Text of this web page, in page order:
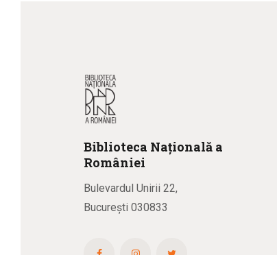
Biblioteca Națională a
României
Bulevardul Unirii 22,
București 030833